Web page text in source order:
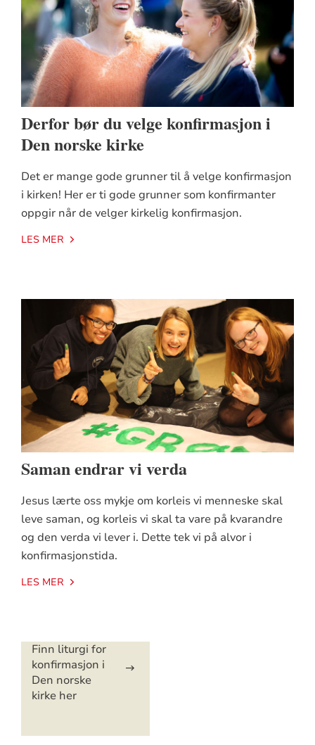
Derfor bør du velge konfirmasjon i
Den norske kirke
Det er mange gode grunner til å velge konfirmasjon
i kirken! Her er ti gode grunner som konfirmanter
oppgir når de velger kirkelig konfirmasjon.
LES MER
Saman endrar vi verda
Jesus lærte oss mykje om korleis vi menneske skal
leve saman, og korleis vi skal ta vare på kvarandre
og den verda vi lever i. Dette tek vi på alvor i
konfirmasjonstida.
LES MER
Artikkelsnarveger
Finn liturgi for
konfirmasjon i
Den norske
kirke her